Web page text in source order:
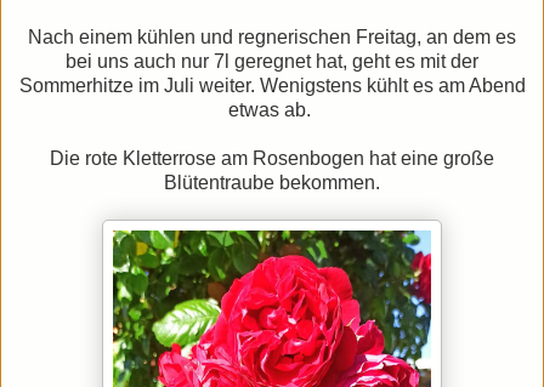
Nach einem kühlen und regnerischen Freitag, an dem es
bei uns auch nur 7l geregnet hat, geht es mit der
Sommerhitze im Juli weiter. Wenigstens kühlt es am Abend
etwas ab.
Die rote Kletterrose am Rosenbogen hat eine große
Blütentraube bekommen.